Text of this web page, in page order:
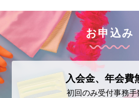
お申込み
入会金、年会費
初回のみ受付事務手